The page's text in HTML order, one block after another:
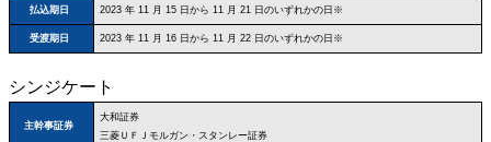
払込期日 2023 年 11 月 15 日から 11 月 21 日のいずれかの日※
受渡期日 2023 年 11 月 16 日から 11 月 22 日のいずれかの日※
シンジケート
主幹事証券
大和証券
三菱ＵＦＪモルガン・スタンレー証券